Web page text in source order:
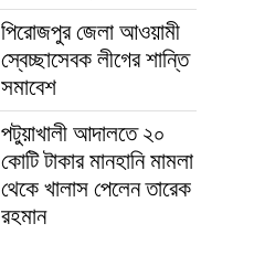
পিরোজপুর জেলা আওয়ামী
স্বেচ্ছাসেবক লীগের শান্তি
সমাবেশ
পটুয়াখালী আদালতে ২০
কোটি টাকার মানহানি মামলা
থেকে খালাস পেলেন তারেক
রহমান